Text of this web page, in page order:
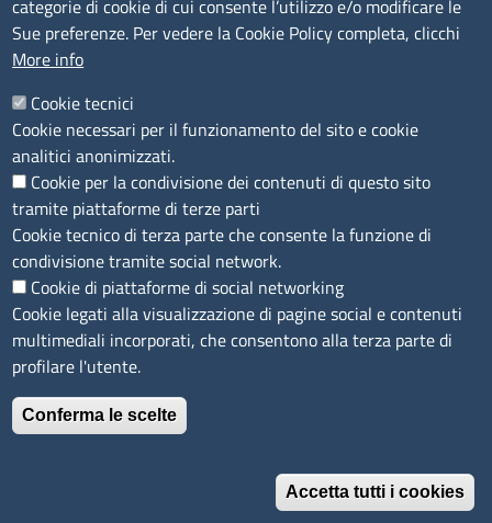
Accessibilità
IBAN e pagamenti informatici
Informative privacy e cookie
Verifiche PA
Attuazione misure PNRR
Modulistica
SEGUICI SU
categorie di cookie di cui consente l’utilizzo e/o modificare le
Sue preferenze. Per vedere la Cookie Policy completa, clicchi
More info
Cookie tecnici
Cookie necessari per il funzionamento del sito e cookie
analitici anonimizzati.
Cookie per la condivisione dei contenuti di questo sito
tramite piattaforme di terze parti
Cookie tecnico di terza parte che consente la funzione di
condivisione tramite social network.
Cookie di piattaforme di social networking
Cookie legati alla visualizzazione di pagine social e contenuti
multimediali incorporati, che consentono alla terza parte di
profilare l'utente.
Conferma le scelte
Accetta tutti i cookies